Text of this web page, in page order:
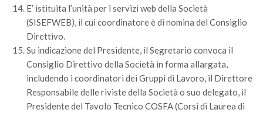
XV Congresso (Sassari 2026)
XIV Congresso (Padova 2024)
XIII Congresso (Orvieto 2022)
XII Congresso (Palermo 2019)
XI Congresso (Roma 2017)
X Congresso (Firenze 2015)
E’ istituita l’unità per i servizi web della Società
(SISEFWEB), il cui coordinatore è di nomina del Consiglio
Direttivo.
Su indicazione del Presidente, il Segretario convoca il
Consiglio Direttivo della Società in forma allargata,
includendo i coordinatori dei Gruppi di Lavoro, il Direttore
Responsabile delle riviste della Società o suo delegato, il
Presidente del Tavolo Tecnico COSFA (Corsi di Laurea di